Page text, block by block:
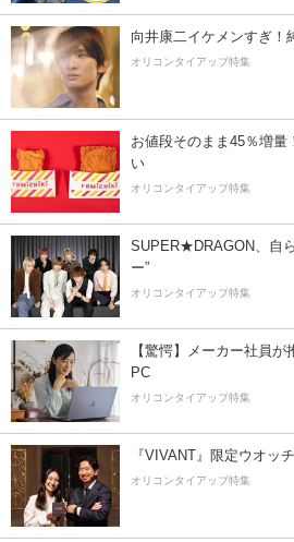
向井康二イケメンすぎ！
オリコンタイアップ特集
お値段そのまま45％増
い
オリコンタイアップ特集
SUPER★DRAGON、自
ー”
オリコンタイアップ特集
【驚愕】メーカー社員
PC
オリコンタイアップ特集
『VIVANT』限定ウオッ
オリコンタイアップ特集